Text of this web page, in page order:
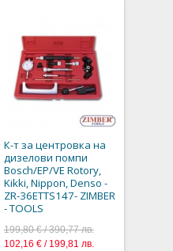
К-т за центровка на
дизелови помпи
Bosch/EP/VE Rotory,
Kikki, Nippon, Denso -
ZR-36ETTS147- ZIMBER
- TOOLS
199,80 € / 390,77 лв.
102,16 € / 199,81 лв.